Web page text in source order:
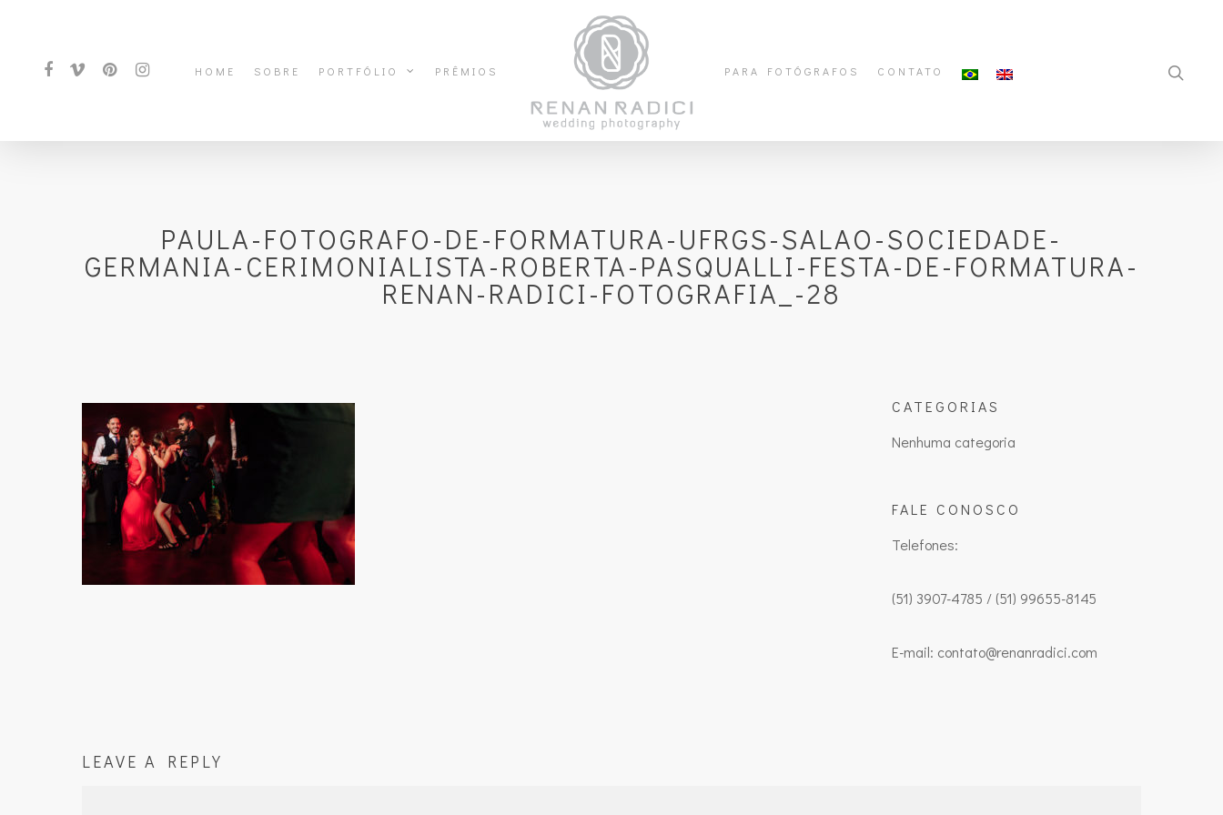
HOME SOBRE PORTFÓLIO PRÊMIOS PARA FOTÓGRAFOS CONTATO
PAULA-FOTOGRAFO-DE-FORMATURA-UFRGS-SALAO-SOCIEDADE-
GERMANIA-CERIMONIALISTA-ROBERTA-PASQUALLI-FESTA-DE-FORMATURA-
RENAN-RADICI-FOTOGRAFIA_-28
CATEGORIAS
Nenhuma categoria
FALE CONOSCO
Telefones:
(51) 3907-4785 / (51) 99655-8145
E-mail: contato@renanradici.com
LEAVE A REPLY